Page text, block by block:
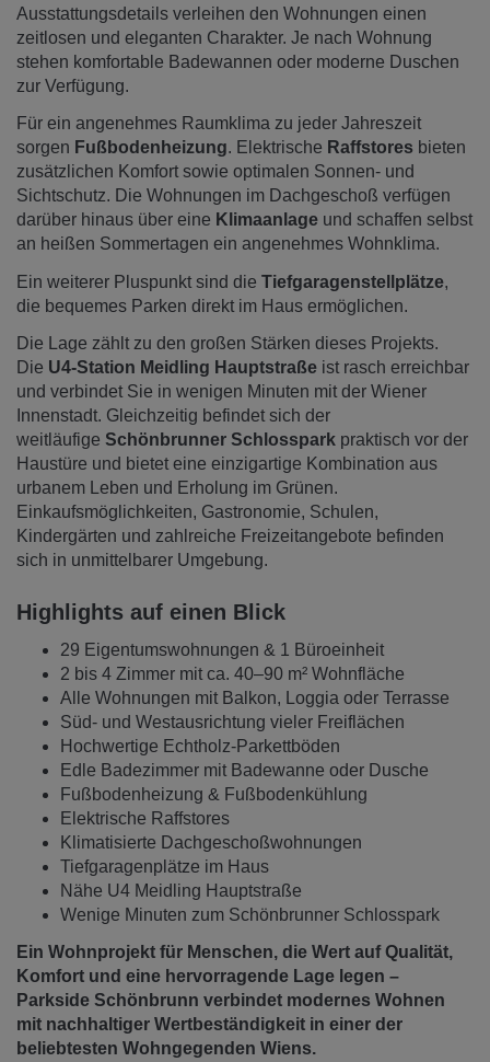
Ausstattungsdetails verleihen den Wohnungen einen
zeitlosen und eleganten Charakter. Je nach Wohnung
stehen komfortable Badewannen oder moderne Duschen
zur Verfügung.
Für ein angenehmes Raumklima zu jeder Jahreszeit
sorgen Fußbodenheizung. Elektrische Raffstores bieten
zusätzlichen Komfort sowie optimalen Sonnen- und
Sichtschutz. Die Wohnungen im Dachgeschoß verfügen
darüber hinaus über eine Klimaanlage und schaffen selbst
an heißen Sommertagen ein angenehmes Wohnklima.
Ein weiterer Pluspunkt sind die Tiefgaragenstellplätze,
die bequemes Parken direkt im Haus ermöglichen.
Die Lage zählt zu den großen Stärken dieses Projekts.
Die U4-Station Meidling Hauptstraße ist rasch erreichbar
und verbindet Sie in wenigen Minuten mit der Wiener
Innenstadt. Gleichzeitig befindet sich der
weitläufige Schönbrunner Schlosspark praktisch vor der
Haustüre und bietet eine einzigartige Kombination aus
urbanem Leben und Erholung im Grünen.
Einkaufsmöglichkeiten, Gastronomie, Schulen,
Kindergärten und zahlreiche Freizeitangebote befinden
sich in unmittelbarer Umgebung.
Highlights auf einen Blick
29 Eigentumswohnungen & 1 Büroeinheit
2 bis 4 Zimmer mit ca. 40–90 m² Wohnfläche
Alle Wohnungen mit Balkon, Loggia oder Terrasse
Süd- und Westausrichtung vieler Freiflächen
Hochwertige Echtholz-Parkettböden
Edle Badezimmer mit Badewanne oder Dusche
Fußbodenheizung & Fußbodenkühlung
Elektrische Raffstores
Klimatisierte Dachgeschoßwohnungen
Tiefgaragenplätze im Haus
Nähe U4 Meidling Hauptstraße
Wenige Minuten zum Schönbrunner Schlosspark
Ein Wohnprojekt für Menschen, die Wert auf Qualität,
Komfort und eine hervorragende Lage legen –
Parkside Schönbrunn verbindet modernes Wohnen
mit nachhaltiger Wertbeständigkeit in einer der
beliebtesten Wohngegenden Wiens.